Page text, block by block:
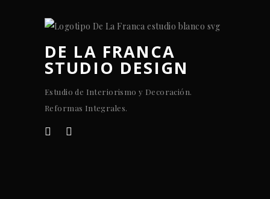
DE LA FRANCA
STUDIO DESIGN
Estudio de Interiorismo y Decoración.
Reformas Integrales.